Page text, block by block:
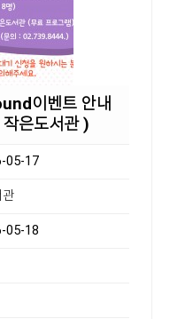
이벤트 안내
은도서관 )
05-17
관
05-18